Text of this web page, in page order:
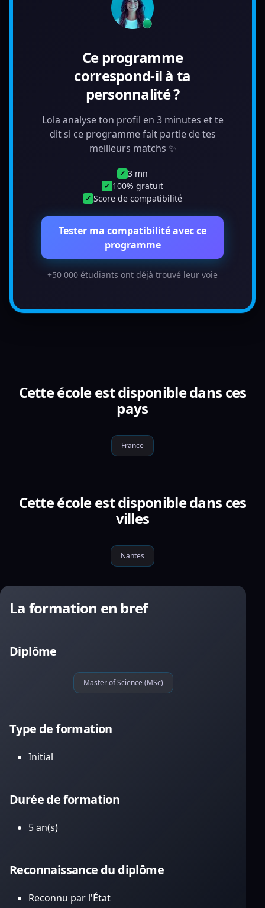
Ce programme
correspond-il à ta
personnalité ?
Lola analyse ton profil en 3 minutes et te
dit si ce programme fait partie de tes
meilleurs matchs ✨
✓ 3 mn
✓ 100% gratuit
✓ Score de compatibilité
Tester ma compatibilité avec ce
programme
+50 000 étudiants ont déjà trouvé leur voie
Cette école est disponible dans ces
pays
France
Cette école est disponible dans ces
villes
Nantes
La formation en bref
Diplôme
Master of Science (MSc)
Type de formation
Initial
Durée de formation
5 an(s)
Reconnaissance du diplôme
Reconnu par l'État